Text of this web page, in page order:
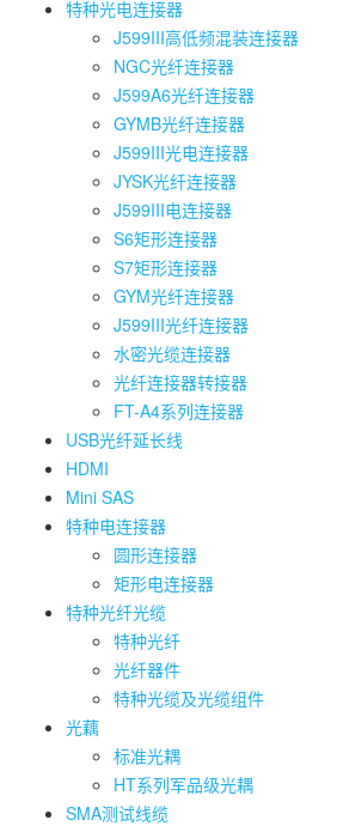
特种光电连接器
J599III高低频混装连接器
NGC光纤连接器
J599A6光纤连接器
GYMB光纤连接器
J599III光电连接器
JYSK光纤连接器
J599III电连接器
S6矩形连接器
S7矩形连接器
GYM光纤连接器
J599III光纤连接器
水密光缆连接器
光纤连接器转接器
FT-A4系列连接器
USB光纤延长线
HDMI
Mini SAS
特种电连接器
圆形连接器
矩形电连接器
特种光纤光缆
特种光纤
光纤器件
特种光缆及光缆组件
光藕
标准光耦
HT系列军品级光耦
SMA测试线缆